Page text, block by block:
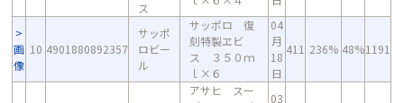
ス
画
像
10 4901880892357
サッポ
ロビー
ル
サッポロ 復
刻特製ヱビ
ス ３５０ｍ
ｌ×６
04
月
18
日
411 236% 48%1191
アサヒ スー
03